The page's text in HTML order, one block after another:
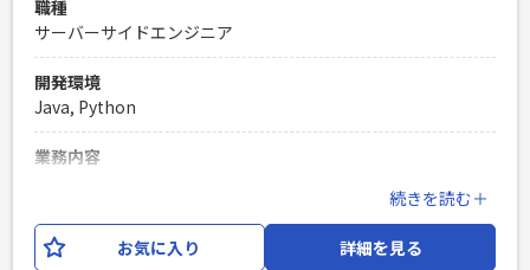
職種
サーバーサイドエンジニア
開発環境
Java, Python
業務内容
プラットフォームの運用開発となります。 サービスは2つあ
り、いずれかのサービスにサーバーサイドエンジニアのSEと
してご参画いただきます。 開発言語はPythonとJavaがあり、
続きを読む＋
お気に入り 詳細を見る